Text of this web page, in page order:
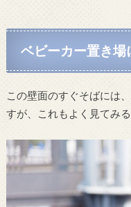
ベビーカー置き場
この壁面のすぐそばには
すが、これもよく見てみ